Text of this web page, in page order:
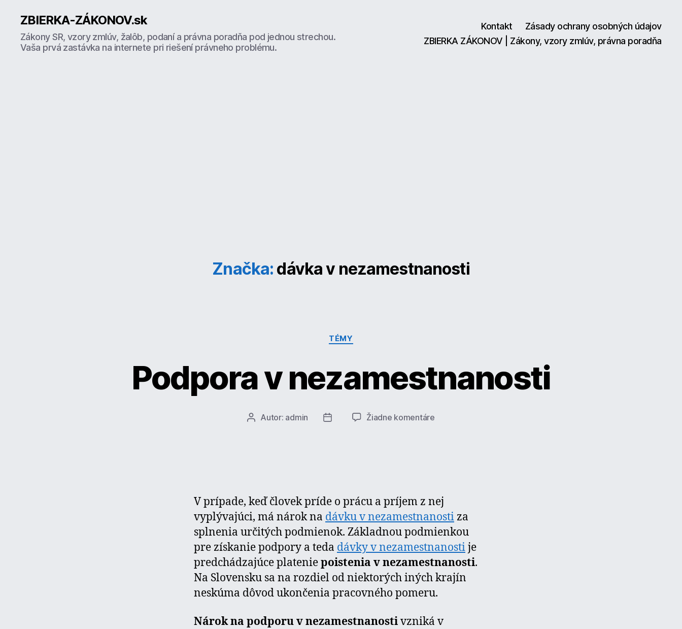
ZBIERKA-ZÁKONOV.sk
Zákony SR, vzory zmlúv, žalôb, podaní a právna poradňa pod jednou strechou.
Vaša prvá zastávka na internete pri riešení právneho problému.
Kontakt
Zásady ochrany osobných údajov
ZBIERKA ZÁKONOV | Zákony, vzory zmlúv, právna poradňa
Značka: dávka v nezamestnanosti
Kategórie
TÉMY
Podpora v nezamestnanosti
AutorAutor: admin
Dátum
Žiadne komentárena
V prípade, keď človek príde o prácu a príjem z nej
vyplývajúci, má nárok na dávku v nezamestnanostiza
splnenia určitých podmienok. Základnou podmienkou
pre získanie podpory a teda dávky v nezamestnanostije
predchádzajúce plateniepoistenia v nezamestnanosti.
Na Slovensku sa na rozdiel od niektorých iných krajín
neskúma dôvod ukončenia pracovného pomeru.
Nárok na podporu v nezamestnanostivzniká v